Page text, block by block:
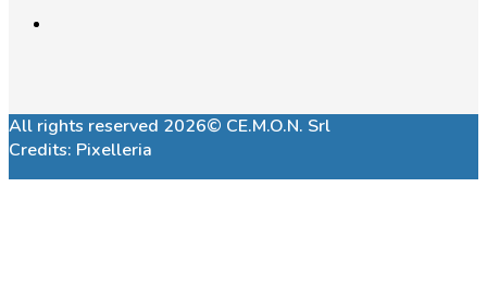
All rights reserved 2026© CE.M.O.N. Srl
Credits: Pixelleria